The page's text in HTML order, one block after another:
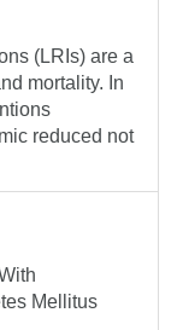
(LRIs) are a
mortality. In
reduced not
Mellitus